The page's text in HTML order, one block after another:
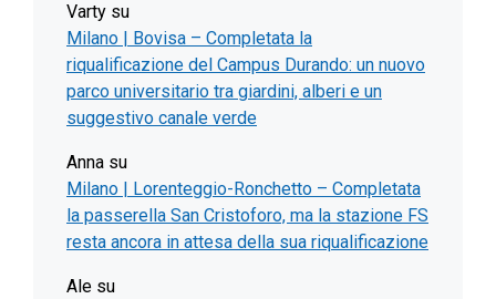
Varty su
Milano | Bovisa – Completata la
riqualificazione del Campus Durando: un nuovo
parco universitario tra giardini, alberi e un
suggestivo canale verde
Anna su
Milano | Lorenteggio-Ronchetto – Completata
la passerella San Cristoforo, ma la stazione FS
resta ancora in attesa della sua riqualificazione
Ale su